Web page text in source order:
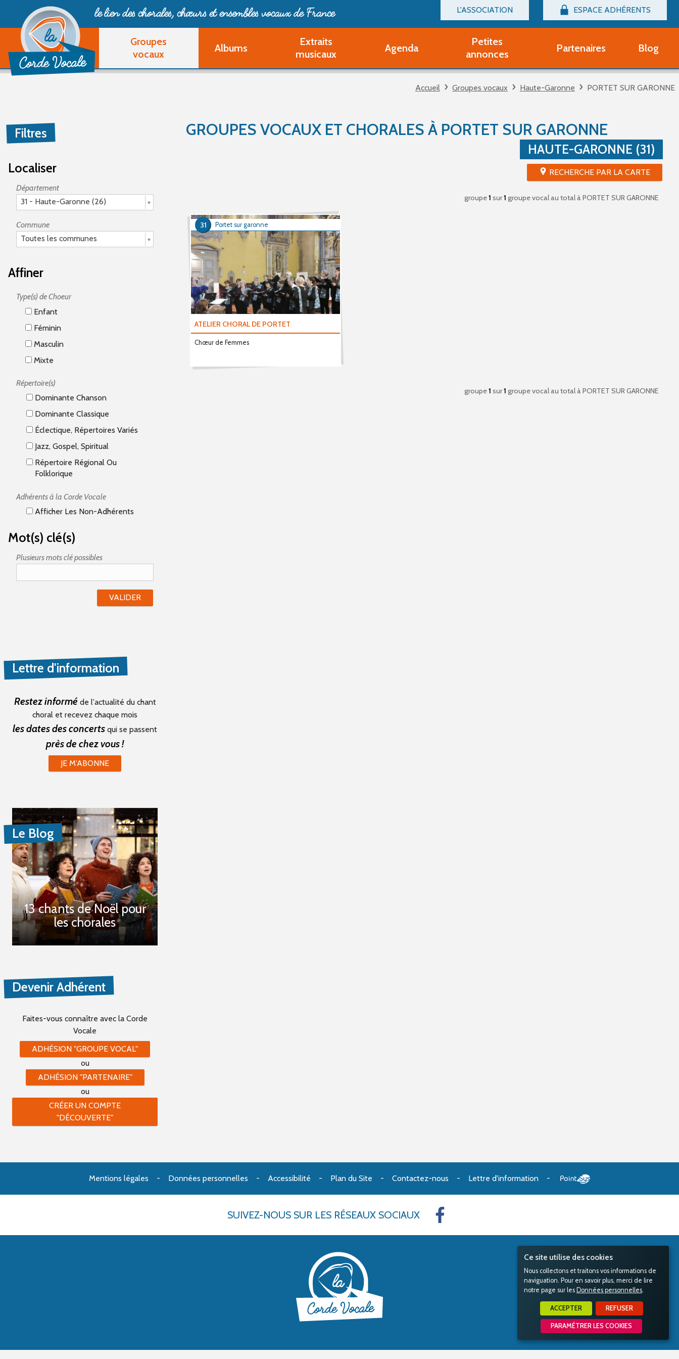
Ce site utilise des cookies
Nous collectons et traitons vos informations de
naviguation. Pour en savoir plus, merci de lire
notre page sur les Données personnelles.
ACCEPTER REFUSER
PARAMÉTRER LES COOKIES
L'ASSOCIATION
Billetterie
Devenir adhérent Groupe Vocal
Devenir adhérent Partenaire
Ouvrir un compte Découverte
ESPACE ADHÉRENTS
Connexion
le lien des chorales, chœurset ensembles vocaux de France
Groupes
vocaux
Albums
Extraits
musicaux
Agenda
Petites
annonces
Partitions d'occasion
Partenaires Blog
Accueil Groupes vocaux Haute-Garonne PORTET SUR GARONNE
Filtres
Localiser
Département
31 - Haute-Garonne (26)
Commune
Toutes les communes
Affiner
Type(s) de Choeur
Enfant
Féminin
Masculin
Mixte
Répertoire(s)
Dominante Chanson
Dominante Classique
Éclectique, Répertoires Variés
Jazz, Gospel, Spiritual
Répertoire Régional Ou
Folklorique
Adhérents à la Corde Vocale
Afficher Les Non-Adhérents
Mot(s) clé(s)
Plusieurs mots clé possibles
GROUPES VOCAUX ET CHORALES À PORTET SUR GARONNE
HAUTE-GARONNE (31)
RECHERCHE PAR LA CARTE
groupe1 sur1 groupe vocal au totalà PORTET SUR GARONNE
ATELIER CHORAL DE PORTET
Chœur de Femmes
Portet sur garonne
31
groupe1 sur1 groupe vocal au totalà PORTET SUR GARONNE
Lettre d'information
Restez informé de l'actualité du chant
choral et recevez chaque mois
les dates des concerts qui se passent
près de chez vous !
JE M'ABONNE
Le Blog
13 chants de Noël pour
les chorales
Devenir Adhérent
Faites-vous connaître avec la Corde
Vocale
ADHÉSION "GROUPE VOCAL"
ou
ADHÉSION "PARTENAIRE"
ou
CRÉER UN COMPTE
"DÉCOUVERTE"
Mentions légales Données personnelles Accessibilité Plan du Site Contactez-nous Lettre d'information
SUIVEZ-NOUS SUR LES RÉSEAUX SOCIAUX